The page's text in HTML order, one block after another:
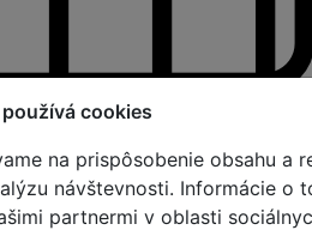
cookies
na prispôsobenie obsahu a
návštevnosti. Informácie o
partnermi v oblasti
vzoriek
pásky